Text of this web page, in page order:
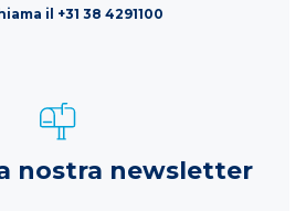
il +31 38 4291100
nostra newsletter